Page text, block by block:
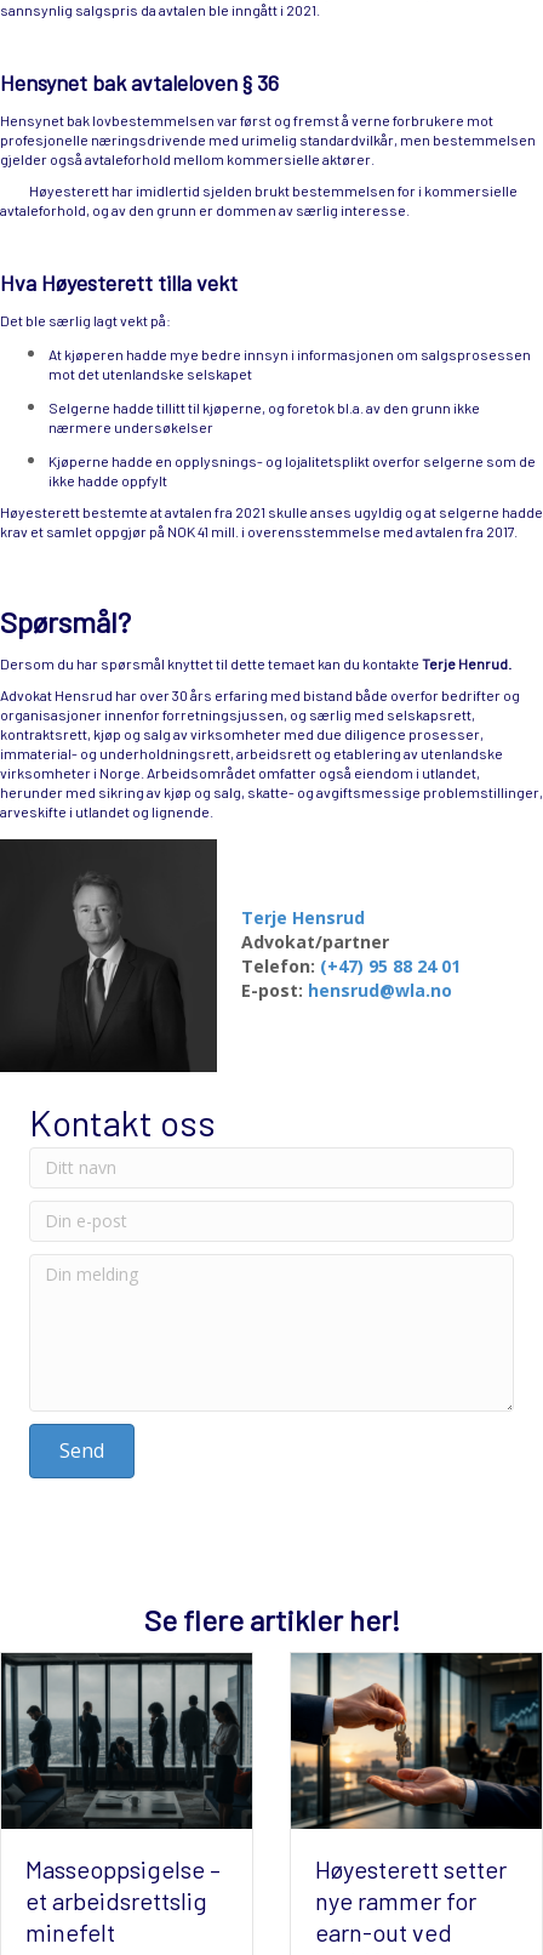
sannsynlig salgspris da avtalen ble inngått i 2021.
Hensynet bak avtaleloven § 36
Hensynet bak lovbestemmelsen var først og fremst å verne forbrukere mot
profesjonelle næringsdrivende med urimelig standardvilkår, men bestemmelsen
gjelder også avtaleforhold mellom kommersielle aktører.
Høyesterett har imidlertid sjelden brukt bestemmelsen for i kommersielle
avtaleforhold, og av den grunn er dommen av særlig interesse.
Hva Høyesterett tilla vekt
Det ble særlig lagt vekt på:
At kjøperen hadde mye bedre innsyn i informasjonen om salgsprosessen
mot det utenlandske selskapet
Selgerne hadde tillitt til kjøperne, og foretok bl.a. av den grunn ikke
nærmere undersøkelser
Kjøperne hadde en opplysnings- og lojalitetsplikt overfor selgerne som de
ikke hadde oppfylt
Høyesterett bestemte at avtalen fra 2021 skulle anses ugyldig og at selgerne hadde
krav et samlet oppgjør på NOK 41 mill. i overensstemmelse med avtalen fra 2017.
Spørsmål?
Dersom du har spørsmål knyttet til dette temaet kan du kontakte Terje Henrud.
Advokat Hensrud har over 30 års erfaring med bistand både overfor bedrifter og
organisasjoner innenfor forretningsjussen, og særlig med selskapsrett,
kontraktsrett, kjøp og salg av virksomheter med due diligence prosesser,
immaterial- og underholdningsrett, arbeidsrett og etablering av utenlandske
virksomheter i Norge. Arbeidsområdet omfatter også eiendom i utlandet,
herunder med sikring av kjøp og salg, skatte- og avgiftsmessige problemstillinger,
arveskifte i utlandet og lignende.
Terje Hensrud
Advokat/partner
Telefon: (+47) 95 88 24 01
E-post: hensrud@wla.no
Kontakt oss
Send
Se flere artikler her!
–
Høyesterett setter
nye rammer for
earn-out ved